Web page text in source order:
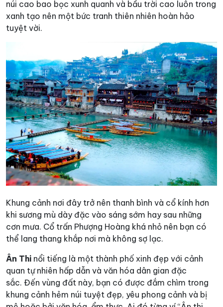
núi cao bao bọc xunh quanh và bầu trời cao luôn trong
xanh tạo nên một bức tranh thiên nhiên hoàn hảo
tuyệt vời.
Khung cảnh nơi đây trở nên thanh bình và cổ kính hơn
khi sương mù dày đặc vào sáng sớm hay sau những
cơn mưa. Cổ trấn Phượng Hoàng khá nhỏ nên bạn có
thể lang thang khắp nơi mà không sợ lạc.
Ân Thi nổi tiếng là một thành phố xinh đẹp với cảnh
quan tự nhiên hấp dẫn và văn hóa dân gian đặc
sắc. Đến vùng đất này, bạn có được đắm chìm trong
khung cảnh hẻm núi tuyệt đẹp, yêu phong cảnh và bị